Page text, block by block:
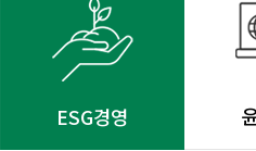
ESG경영